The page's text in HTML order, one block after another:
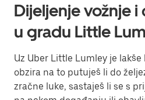
Dijeljenje vožnje
u gradu Little
Uz Uber Little Lumley je
obzira na to putuješ li do
zračne luke, sastaješ li se s